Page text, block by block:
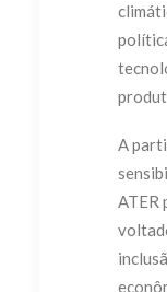
A
ATER